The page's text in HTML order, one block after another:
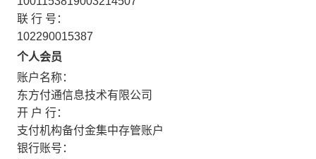
联 行 号：
102290015387
个人会员
账户名称：
东方付通信息技术有限公司
开 户 行：
支付机构备付金集中存管账户
银行账号：